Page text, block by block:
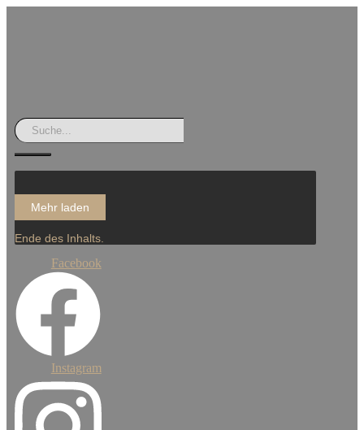
Mehr laden
Ende des Inhalts.
Facebook
Instagram